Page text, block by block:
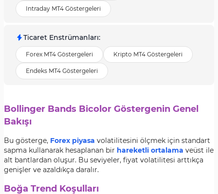
Intraday MT4 Göstergeleri
Ticaret Enstrümanları:
Forex MT4 Göstergeleri Kripto MT4 Göstergeleri
Endeks MT4 Göstergeleri
Bollinger Bands Bicolor Göstergenin Genel
Bakışı
Bu gösterge, Forex piyasa volatilitesini ölçmek için standart
sapma kullanarak hesaplanan bir hareketli ortalama veüst ile
alt bantlardan oluşur. Bu seviyeler, fiyat volatilitesi arttıkça
genişler ve azaldıkça daralır.
Boğa Trend Koşulları